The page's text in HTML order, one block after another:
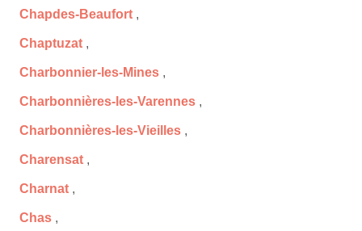
Chapdes-Beaufort ,
Chaptuzat ,
Charbonnier-les-Mines ,
Charbonnières-les-Varennes ,
Charbonnières-les-Vieilles ,
Charensat ,
Charnat ,
Chas ,